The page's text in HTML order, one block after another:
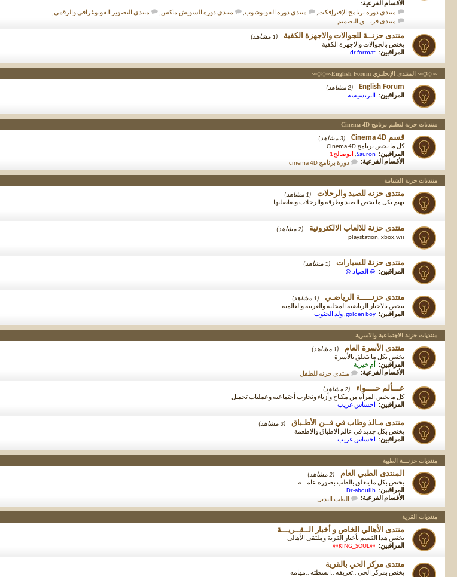
الأقسام الفرعية:
منتدى دورة برنامج الإفترإفكت, منتدى دورة الفوتوشوب, منتدى دورة السويش ماكس, منتدى التصوير الفوتوغرافي والرقمي,
منتدى فريـــق التصميم
منتدى حزنــة للجوالات والاجهزة الكفية
(1 مشاهد)
يختص بالجوالات والاجهزة الكفية
المراقبين: dr.format
~¤¦¦§¦¦¤~ المنتدى الإنجليزي English Forum~¤¦¦§¦¦¤~
English Forum
(2 مشاهد)
المراقبين:
البرنسيسة
منتديات حزنة لتعليم برنامج Cinema 4D
قسم Cinema 4D
(3 مشاهد)
كل ما يخص برنامج Cinema 4D
المراقبين: Sauron
,
ابوصالح1
الأقسام الفرعية:
دورة برنامج cinema 4D
منتديات حزنة الشبابية
منتدى حزنه للصيد والرحلات
(1 مشاهد)
يهتم بكل ما يخص الصيد وطرقه والرحلات وتفاصليها
منتدى حزنة للالعاب الالكترونية
(2 مشاهد)
playstation, xbox,wii
منتدى حزنة للسيارات
(1 مشاهد)
المراقبين: @ الصياد @
منتدى حزنـــــة الرياضـي
(1 مشاهد)
يتخص بالاخبار الرياضية المحلية والعربية والعالمية
المراقبين: golden boy
,ولد الجنوب
منتديات حزنة الاجتماعية والاسرية
منتدى الأسرة العام
(1 مشاهد)
يختص بكل ما يتعلق بالأسرة
المراقبين:
أم خيرية
الأقسام الفرعية:
منتدى حزنه للطفل
عـــألم حــــواء
(2 مشاهد)
كل مايخص المرأه من مكياج وأزياء وتجارب أجتماعيه وعمليات تجميل
المراقبين:
احساس غريب
منتدى مـالذ وطاب في فــن الأطـباق
(3 مشاهد)
يختص بكل جديد في عالم الاطباق والاطعمة
المراقبين:
احساس غريب
منتديات حزنـــة الطبية
المنتدى الطبي العام
(2 مشاهد)
يختص بكل ما يتعلق بالطب بصورة عامـــة
المراقبين: Dr-abdullh
الأقسام الفرعية:
الطب البديل
منتديات القرية
منتدى الأهالي الخاص و أخبار الــقــريـــة
يختص هذا القسم بأخبار القرية وملتقى الأهالى
المراقبين: @KING_SOUL@
منتدى مركز الحي بالقرية
يختص بمركز الحي ..تعريفه ..انشطته ..مهامه